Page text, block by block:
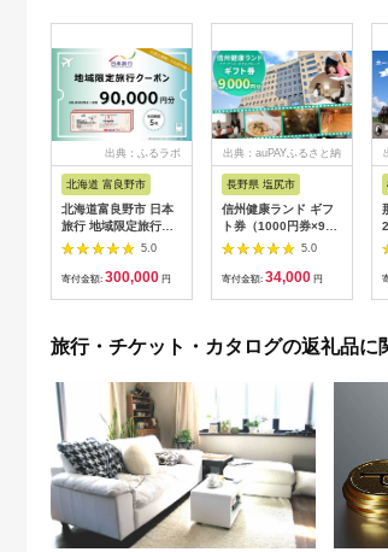
出典：ふるラボ
北海道 富良野市
北海道富良野市 日本
旅行 地域限定旅行ク
ーポン90,000円分
5.0
寄付金額: 300,000 円
出典：auPAYふるさと納
長野県 塩尻市
信州健康ランド ギフ
ト券（1000円券×9
枚） | 信州健康ランド
サウナ 大浴場 ボディ
ケア リラクゼーショ
5.0
寄付金額: 34,000 円
旅行・チケット・カタログの返礼品に